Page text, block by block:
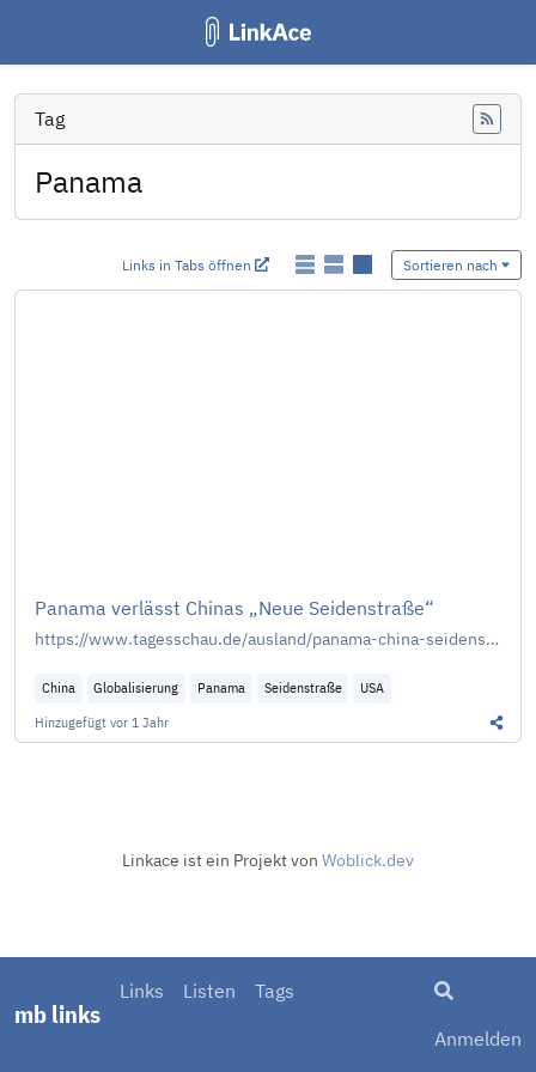
mb links
Links Listen Tags
Anmelden
Tag
Panama
Links in Tabs öffnen Sortieren nach
Panama verlässt Chinas „Neue Seidenstraße“
https://www.tagesschau.de/ausland/panama-china-seidenstrasse-100.html
China Globalisierung Panama Seidenstraße
USA
Hinzugefügt vor 1 Jahr
Linkace ist ein Projekt von Woblick.dev